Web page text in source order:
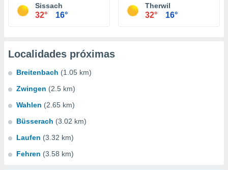
Sissach
32° 16°
Therwil
32° 16°
Localidades próximas
Breitenbach (1.05 km)
Zwingen (2.5 km)
Wahlen (2.65 km)
Büsserach (3.02 km)
Laufen (3.32 km)
Fehren (3.58 km)